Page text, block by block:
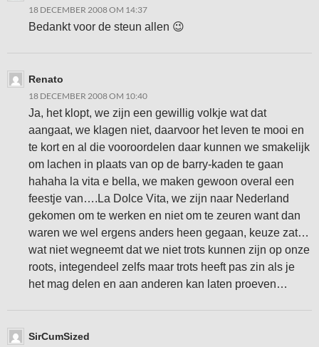
18 DECEMBER 2008 OM 14:37
Bedankt voor de steun allen 😉
Renato
18 DECEMBER 2008 OM 10:40
Ja, het klopt, we zijn een gewillig volkje wat dat
aangaat, we klagen niet, daarvoor het leven te mooi en
te kort en al die vooroordelen daar kunnen we smakelijk
om lachen in plaats van op de barry-kaden te gaan
hahaha la vita e bella, we maken gewoon overal een
feestje van….La Dolce Vita, we zijn naar Nederland
gekomen om te werken en niet om te zeuren want dan
waren we wel ergens anders heen gegaan, keuze zat…
wat niet wegneemt dat we niet trots kunnen zijn op onze
roots, integendeel zelfs maar trots heeft pas zin als je
het mag delen en aan anderen kan laten proeven…
SirCumSized